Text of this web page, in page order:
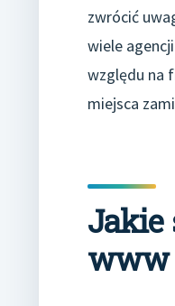
zwrócić
wiele
względu na
miejsca
Jakie
www